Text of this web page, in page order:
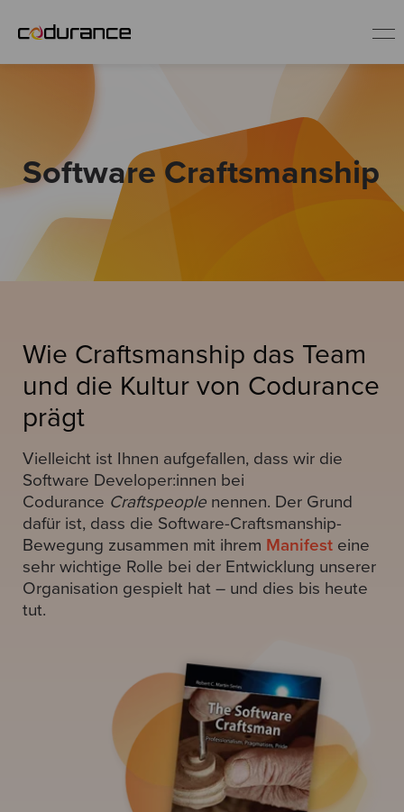
Service-Angebote
Erfolgsgeschichten
Blog
Software Craftsmanship
Wie Craftsmanship das Team
und die Kultur von Codurance
prägt
Vielleicht ist Ihnen aufgefallen, dass wir die
Software Developer:innen bei
Codurance Craftspeople nennen. Der Grund
dafür ist, dass die Software-Craftsmanship-
Bewegung zusammen mit ihrem Manifest eine
sehr wichtige Rolle bei der Entwicklung unserer
Organisation gespielt hat – und dies bis heute
tut.